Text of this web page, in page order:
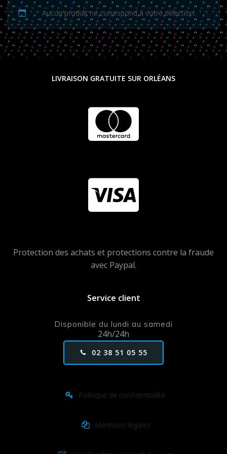
Aucun produit ne correspond à votre sélection.
LIVRAISON GRATUITE SUR ORLÉANS
Protection des achats et protections contre la fraude
avec Paypal.
Service client
Disponible du lundi au samedi
24h/24h
02 38 51 05 55
Politique de confidentialité.
Mentions légales